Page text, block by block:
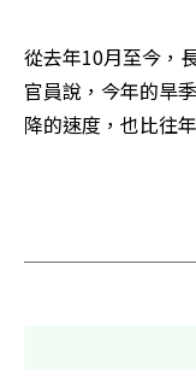
從去年10月至今，
官員說，今年的旱
降的速度，也比往